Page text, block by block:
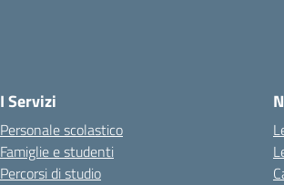
I Servizi
Personale scolastico
Famiglie e studenti
Percorsi di studio